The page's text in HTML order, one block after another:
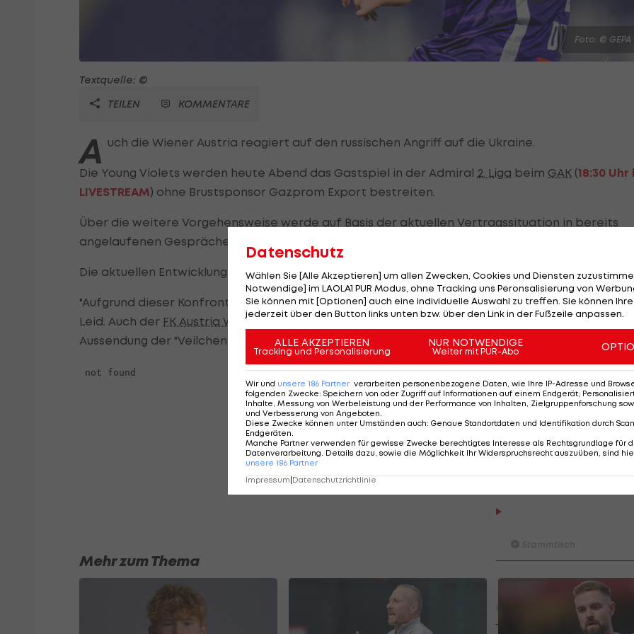
Foto: © GEPA
Textquelle: ©
TEILEN
KOMMENTARE
A uch die Wiener Austria reagiert auf den russischen Angriff auf die Ukraine.
Die Young Violets werden heute Abend das Gastspiel in der Admiral 2. Liga beim GAK (18:30 Uhr
LIVESTREAM) ohne Brustsponsor Gazprom Export bestreiten.
Über die weitere Vorgehensweise werde auf Basis der aktuellen Vertragssituation in bereits
angelaufenen Gesprächen mit Gazprom zeitnah entschieden.
Die aktuellen Entwicklungen in der Ukraine verfolge man "mit großer Bestürzung".
"Aufgrund dieser Konfrontation gibt es Opfer, Verletzte, Traumatisierte, Vertriebene und sehr
Leid. Auch der FK Austria Wienwill in dieser Situation ein Zeichen setzen", heißt es in einer
Aussendung der "Veilchen".
I schau a #LigaZWA - Die
I schau a LigaZWA
Mehr zum Thema
Datenschutz
Wählen Sie [Alle Akzeptieren] um allen Zwecken, Cookies und Diensten
Notwendige] im LAOLA1 PUR Modus, ohne Tracking uns Peronsalisierung von
Sie können mit [Optionen] auch eine individuelle Auswahl zu treffen. Sie können
jederzeit über den Button links unten bzw. über den Link in der Fußzeile anpassen.
ALLE AKZEPTIEREN
Tracking und Personalisierung
NUR NOTWENDIGE
Weiter mit PUR-Abo
Wir und unsere 186 Partner verarbeiten personenbezogene Daten, wie Ihre IP-Adresse und
folgenden Zwecke: Speichern von oder Zugriff auf Informationen auf einem Endgerät;
Inhalte, Messung von Werbeleistung und der Performance von Inhalten, Zielgruppenforschung
und Verbesserung von Angeboten.
Diese Zwecke können unter Umständen auch: Genaue Standortdaten und Identifikation durch
Endgeräten.
Manche Partner verwenden für gewisse Zwecke berechtigtes Interesse als Rechtsgrundlage für
Datenverarbeitung. Details dazu, sowie die Möglichkeit Ihr Widerspruchsrecht auszuüben, sind
unsere 186 Partner
Impressum Datenschutzrichtlinie